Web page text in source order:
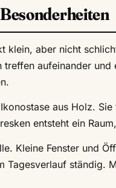
klein, aber nicht
treffen aufeinander
aus Holz.
entsteht ein
Kleine Fenster und
Tagesverlauf ständig.